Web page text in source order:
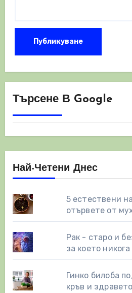
Търсене В Google
Най-Четени Днес
5 естествени
отървете от
Рак - старо и
за което
Гинко билоба
кръв и